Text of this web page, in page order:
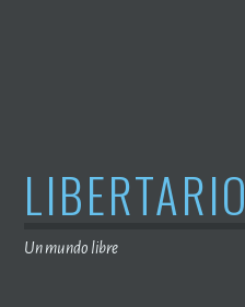
LIBERTARIO
Un mundo libre